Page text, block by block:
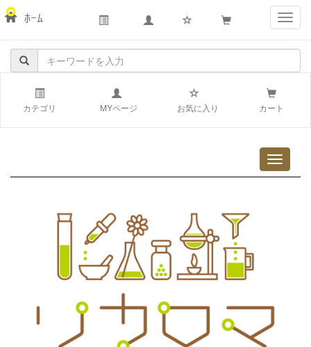
ﾎｰﾑ
カテゴリ MYページ お気に入り カート